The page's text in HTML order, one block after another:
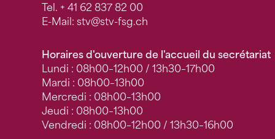
Tel. + 41 62 837 82 00
E-Mail: stv@stv-fsg.ch
Horaires d'ouverture de l'accueil du secrétariat
Lundi : 08h00–12h00 / 13h30–17h00
Mardi : 08h00–13h00
Mercredi : 08h00–13h00
Jeudi : 08h00–13h00
Vendredi : 08h00–12h00 / 13h30–16h00